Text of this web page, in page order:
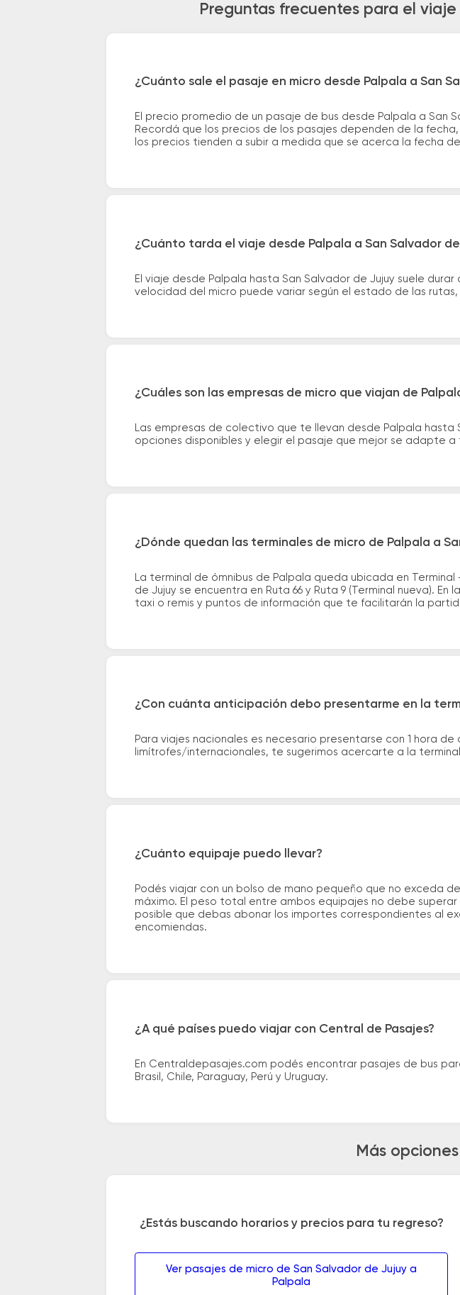
Preguntas frecuentes para el
¿Cuánto sale el pasaje en micro desde Palpala a San
El precio promedio de un pasaje de bus desde Palpala a San
Recordá que los precios de los pasajes dependen de la
los precios tienden a subir a medida que se acerca la fecha
¿Cuánto tarda el viaje desde Palpala a San Salvador
El viaje desde Palpala hasta San Salvador de Jujuy suele
velocidad del micro puede variar según el estado de las
¿Cuáles son las empresas de micro que viajan de
Las empresas de colectivo que te llevan desde Palpala hasta
opciones disponibles y elegir el pasaje que mejor se adapte a
¿Dónde quedan las terminales de micro de Palpala a
La terminal de ómnibus de Palpala queda ubicada en
de Jujuy se encuentra en Ruta 66 y Ruta 9 (Terminal nueva).
taxi o remis y puntos de información que te facilitarán la
¿Con cuánta anticipación debo presentarme en la
Para viajes nacionales es necesario presentarse con 1 hora
limítrofes/internacionales, te sugerimos acercarte a la
¿Cuánto equipaje puedo llevar?
Podés viajar con un bolso de mano pequeño que no exceda
máximo. El peso total entre ambos equipajes no debe superar
posible que debas abonar los importes correspondientes al
encomiendas.
¿A qué países puedo viajar con Central de Pasajes?
En Centraldepasajes.com podés encontrar pasajes de bus
Brasil, Chile, Paraguay, Perú y Uruguay.
Más
¿Estás buscando horarios y precios para tu regreso?
Ver pasajes de micro de San Salvador de Jujuy a
Palpala